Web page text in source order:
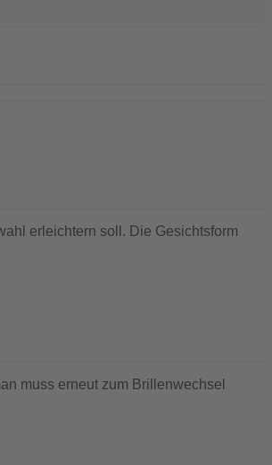
erleichtern soll. Die Gesichtsform
muss erneut zum Brillenwechsel